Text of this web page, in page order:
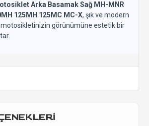
Arka Basamak Sağ MH-MNR
125MH 125MC MC-X, şık ve modern
motosikletinizin görünümüne estetik bir